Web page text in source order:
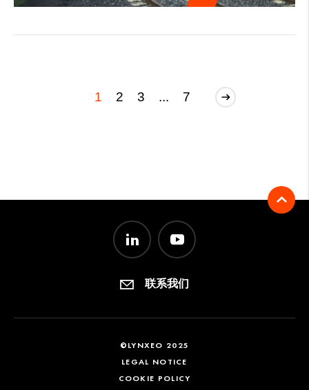
1 2 3 ... 7
联系我们
©LYNXEO 2025
LEGAL NOTICE
COOKIE POLICY